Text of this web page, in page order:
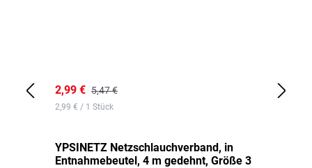
2,99 € 5,47 €
2,99 € / 1 Stück
YPSINETZ Netzschlauchverband, in
Entnahmebeutel, 4 m gedehnt, Größe 3